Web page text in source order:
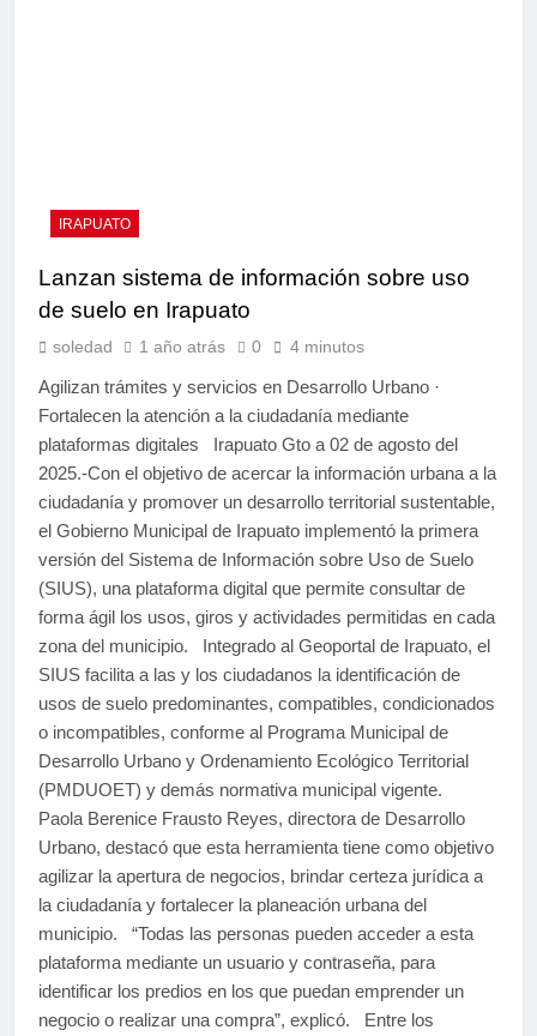
IRAPUATO
Lanzan sistema de información sobre uso
de suelo en Irapuato
soledad 1 año atrás 0 4 minutos
Agilizan trámites y servicios en Desarrollo Urbano ·
Fortalecen la atención a la ciudadanía mediante
plataformas digitales Irapuato Gto a 02 de agosto del
2025.-Con el objetivo de acercar la información urbana a la
ciudadanía y promover un desarrollo territorial sustentable,
el Gobierno Municipal de Irapuato implementó la primera
versión del Sistema de Información sobre Uso de Suelo
(SIUS), una plataforma digital que permite consultar de
forma ágil los usos, giros y actividades permitidas en cada
zona del municipio. Integrado al Geoportal de Irapuato, el
SIUS facilita a las y los ciudadanos la identificación de
usos de suelo predominantes, compatibles, condicionados
o incompatibles, conforme al Programa Municipal de
Desarrollo Urbano y Ordenamiento Ecológico Territorial
(PMDUOET) y demás normativa municipal vigente.
Paola Berenice Frausto Reyes, directora de Desarrollo
Urbano, destacó que esta herramienta tiene como objetivo
agilizar la apertura de negocios, brindar certeza jurídica a
la ciudadanía y fortalecer la planeación urbana del
municipio. “Todas las personas pueden acceder a esta
plataforma mediante un usuario y contraseña, para
identificar los predios en los que puedan emprender un
negocio o realizar una compra”, explicó. Entre los